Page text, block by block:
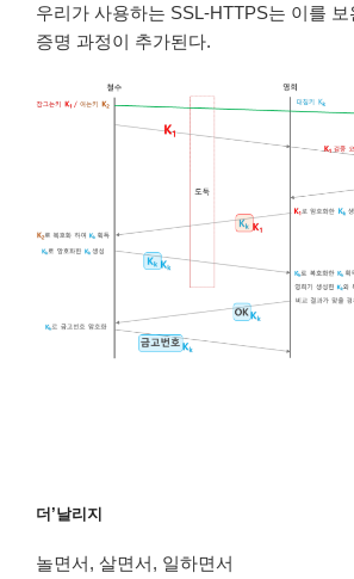
우리가 사용하는 SSL-HTTPS는 이를
증명 과정이 추가된다.
더’날리지
놀면서, 살면서, 일하면서